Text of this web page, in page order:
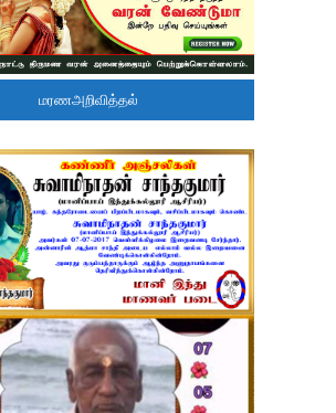
மரணஅறிவித்தல்